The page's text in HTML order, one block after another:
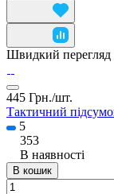
Швидкий перегляд
445 Грн./шт.
Тактичний
5
353
В наявності
В кошик